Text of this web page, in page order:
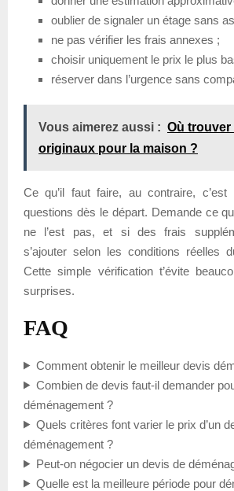
oublier de signaler un étage sans
ne pas vérifier les frais annexes ;
choisir uniquement le prix le plus
réserver dans l’urgence sans
Vous aimerez aussi : Où
originaux pour la maison ?
Ce qu’il faut faire, au contraire, c’est
questions dès le départ. Demande ce
ne l’est pas, et si des frais
s’ajouter selon les conditions réelles
Cette simple vérification t’évite
surprises.
FAQ
Comment obtenir le meilleur devis
Combien de devis faut-il demander
déménagement ?
Quels critères font varier le prix d’un
déménagement ?
Peut-on négocier un devis de
Quelle est la meilleure période pour